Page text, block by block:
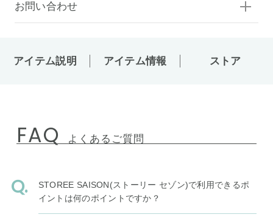
お問い合わせ
アイテム説明 アイテム情報 ストア
FAQ よくあるご質問
STOREE SAISON(ストーリー セゾン)で利用できるポ
イントは何のポイントですか？